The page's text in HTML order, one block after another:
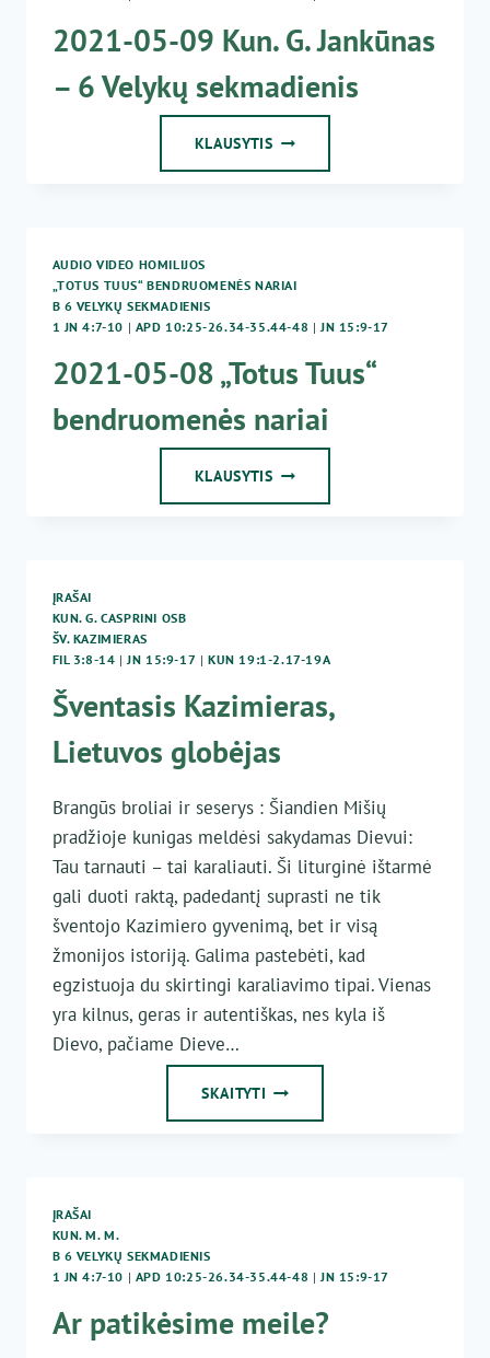
2021-05-09 Kun. G. Jankūnas
– 6 Velykų sekmadienis
KLAUSYTIS2021-
VELYKŲ
AUDIO VIDEO HOMILIJOS
„TOTUS TUUS“ BENDRUOMENĖS NARIAI
B 6 VELYKŲ SEKMADIENIS
1 JN 4:7-10 | APD 10:25-26.34-35.44-48 |JN 15:9-17
2021-05-08 „Totus Tuus“
bendruomenės nariai
KLAUSYTIS2021-
ĮRAŠAI
KUN. G. CASPRINI OSB
ŠV. KAZIMIERAS
FIL 3:8-14 |JN 15:9-17 |KUN 19:1-2.17-19A
Šventasis Kazimieras,
Lietuvos globėjas
Brangūs broliai ir seserys : Šiandien Mišių
pradžioje kunigas meldėsi sakydamas Dievui:
Tau tarnauti – tai karaliauti. Ši liturginė ištarmė
gali duoti raktą, padedantį suprasti ne tik
šventojo Kazimiero gyvenimą, bet ir visą
žmonijos istoriją. Galima pastebėti, kad
egzistuoja du skirtingi karaliavimo tipai. Vienas
yra kilnus, geras ir autentiškas, nes kyla iš
Dievo, pačiame Dieve…
SKAITYTI ŠVENTASIS
ĮRAŠAI
KUN. M. M.
B 6 VELYKŲ SEKMADIENIS
1 JN 4:7-10 | APD 10:25-26.34-35.44-48 |JN 15:9-17
Ar patikėsime meile?